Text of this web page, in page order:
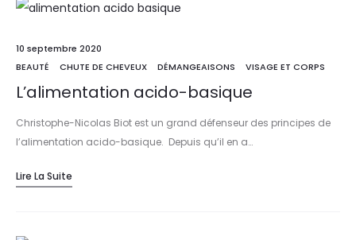
10 septembre 2020
BEAUTÉ
CHUTE DE CHEVEUX DÉMANGEAISONS VISAGE ET CORPS
L’alimentation acido-basique
Christophe-Nicolas Biot est un grand défenseur des principes de
l’alimentation acido-basique. Depuis qu’il en a…
Lire La Suite